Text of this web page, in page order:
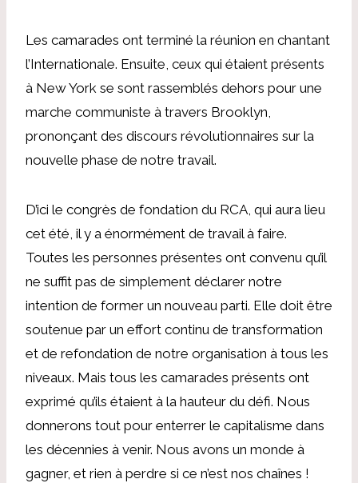
Les camarades ont terminé la réunion en chantant
l’Internationale. Ensuite, ceux qui étaient présents
à New York se sont rassemblés dehors pour une
marche communiste à travers Brooklyn,
prononçant des discours révolutionnaires sur la
nouvelle phase de notre travail.
D’ici le congrès de fondation du RCA, qui aura lieu
cet été, il y a énormément de travail à faire.
Toutes les personnes présentes ont convenu qu’il
ne suffit pas de simplement déclarer notre
intention de former un nouveau parti. Elle doit être
soutenue par un effort continu de transformation
et de refondation de notre organisation à tous les
niveaux. Mais tous les camarades présents ont
exprimé qu’ils étaient à la hauteur du défi. Nous
donnerons tout pour enterrer le capitalisme dans
les décennies à venir. Nous avons un monde à
gagner, et rien à perdre si ce n’est nos chaînes !